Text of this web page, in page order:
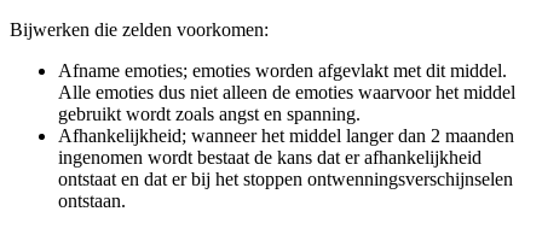
Bijwerken die zelden voorkomen:
Afname emoties; emoties worden afgevlakt met dit middel.
Alle emoties dus niet alleen de emoties waarvoor het middel
gebruikt wordt zoals angst en spanning.
Afhankelijkheid; wanneer het middel langer dan 2 maanden
ingenomen wordt bestaat de kans dat er afhankelijkheid
ontstaat en dat er bij het stoppen ontwenningsverschijnselen
ontstaan.